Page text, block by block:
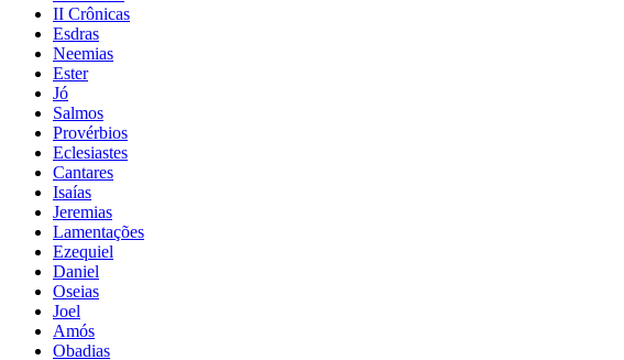
II Crônicas
Esdras
Neemias
Ester
Jó
Salmos
Provérbios
Eclesiastes
Cantares
Isaías
Jeremias
Lamentações
Ezequiel
Daniel
Oseias
Joel
Amós
Obadias